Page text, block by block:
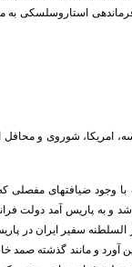
امریکا، شوروی و
موضع گیری نمود. وقتی احمد شاه با
و به پاریس آمد دولت
سفیر ایران در
و مانند گذشته صمد